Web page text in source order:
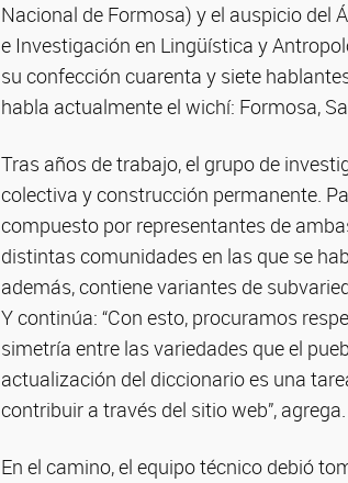
Nacional de Formosa) y el auspicio del
e Investigación en Lingüística y
su confección cuarenta y siete
habla actualmente el wichí: Formosa,
Tras años de trabajo, el grupo de
colectiva y construcción permanente.
compuesto por representantes de
distintas comunidades en las que se
además, contiene variantes de
Y continúa: “Con esto, procuramos
simetría entre las variedades que el
actualización del diccionario es una
contribuir a través del sitio web”, agrega.
En el camino, el equipo técnico debió